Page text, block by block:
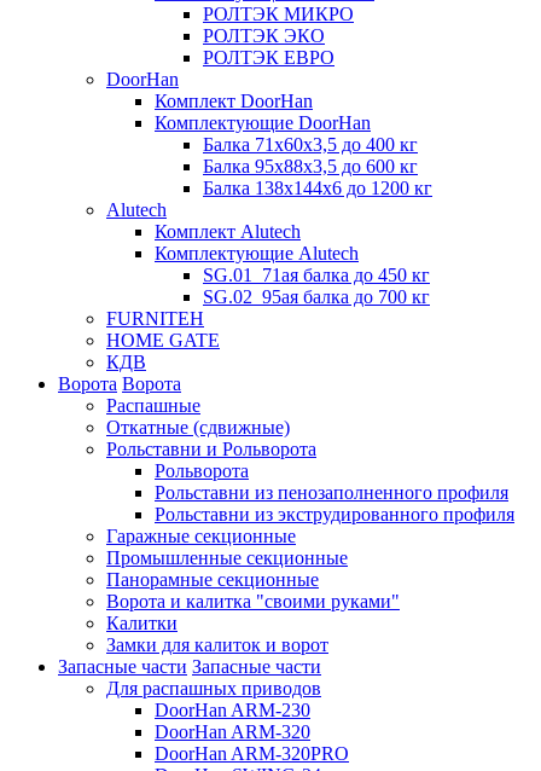
РОЛТЭК МИКРО
РОЛТЭК ЭКО
РОЛТЭК ЕВРО
DoorHan
Комплект DoorHan
Комплектующие DoorHan
Балка 71х60х3,5 до 400 кг
Балка 95х88х3,5 до 600 кг
Балка 138х144х6 до 1200 кг
Alutech
Комплект Alutech
Комплектующие Alutech
SG.01_71ая балка до 450 кг
SG.02_95ая балка до 700 кг
FURNITEH
HOME GATE
КДВ
Ворота Ворота
Распашные
Откатные (сдвижные)
Рольставни и Рольворота
Рольворота
Рольставни из пенозаполненного профиля
Рольставни из экструдированного профиля
Гаражные секционные
Промышленные секционные
Панорамные секционные
Ворота и калитка "своими руками"
Калитки
Замки для калиток и ворот
Запасные части Запасные части
Для распашных приводов
DoorHan ARM-230
DoorHan ARM-320
DoorHan ARM-320PRO